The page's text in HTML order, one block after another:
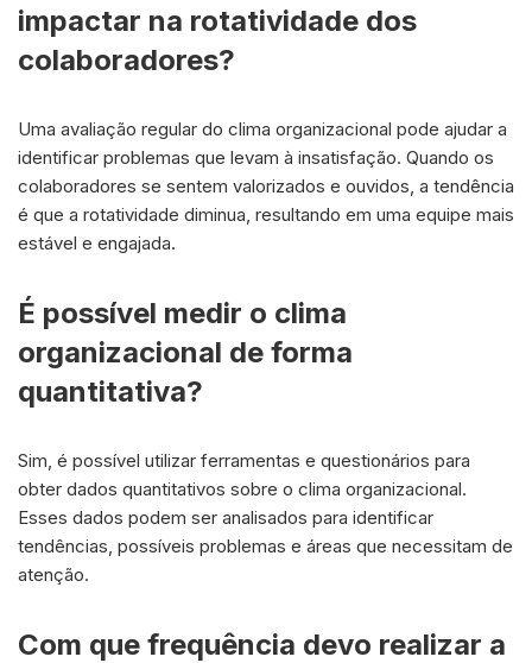
impactar na rotatividade dos
colaboradores?
Uma avaliação regular do clima organizacional pode ajudar a
identificar problemas que levam à insatisfação. Quando os
colaboradores se sentem valorizados e ouvidos, a tendência
é que a rotatividade diminua, resultando em uma equipe mais
estável e engajada.
É possível medir o clima
organizacional de forma
quantitativa?
Sim, é possível utilizar ferramentas e questionários para
obter dados quantitativos sobre o clima organizacional.
Esses dados podem ser analisados para identificar
tendências, possíveis problemas e áreas que necessitam de
atenção.
Com que frequência devo realizar a